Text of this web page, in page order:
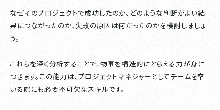
なぜそのプロジェクトで成功したのか、どのような判断がよい結
果につながったのか、失敗の原因は何だったのかを検討しましょ
う。
これらを深く分析することで、物事を構造的にとらえる力が身に
つきます。この能力は、プロジェクトマネジャーとしてチームを率
いる際にも必要不可欠なスキルです。